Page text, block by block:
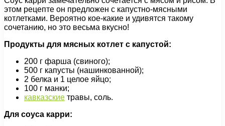
этом рецепте он предложен с капустно-мясными
котлетками. Вероятно кое-какие и удивятся такому
сочетанию, но это весьма вкусно!
Продукты для мясных котлет с капустой:
200 г фарша (свиного);
500 г капусты (нашинкованной);
2 белка и 1 целое яйцо;
100 г манки;
кавказские травы, соль.
Для соуса карри: